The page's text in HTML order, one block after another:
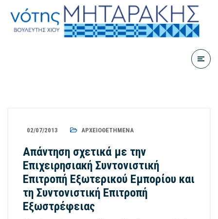
02/07/2013 ΑΡΧΕΙΟΘΕΤΗΜΈΝΑ
Απάντηση σχετικά με την
Επιχειρησιακή Συντονιστική
Επιτροπή Εξωτερικού Εμπορίου και
τη Συντονιστική Επιτροπή
Εξωστρέφειας